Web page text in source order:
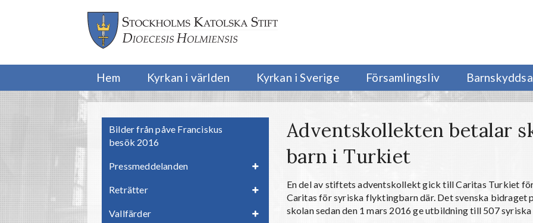
Hem Kyrkan i världen Kyrkan i Sverige Församlingsliv
Bilder från påve Franciskus
besök 2016
Pressmeddelanden
Reträtter
Vallfärder
Adventskollekten betalar
barn i Turkiet
En del av stiftets adventskollekt gick till Caritas Turkiet
Caritas för syriska flyktingbarn där. Det svenska bidraget
skolan sedan den 1 mars 2016 ge utbildning till 507